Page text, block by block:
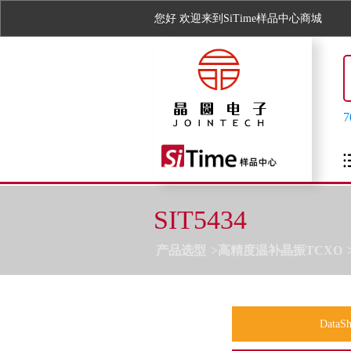
您好 欢迎来到SiTime样品中心商城
SIT5434
产品选型 高精度温补晶振TCXO